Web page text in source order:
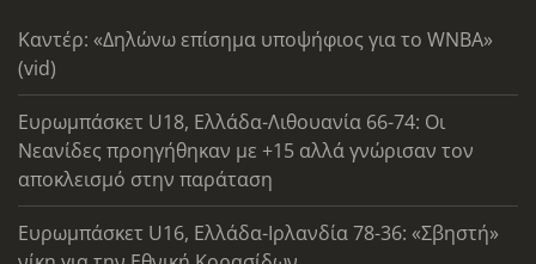
Καντέρ: «Δηλώνω επίσημα υποψήφιος για το WNBA»
(vid)
Ευρωμπάσκετ U18, Ελλάδα-Λιθουανία 66-74: Οι
Νεανίδες προηγήθηκαν με +15 αλλά γνώρισαν τον
αποκλεισμό στην παράταση
Ευρωμπάσκετ U16, Ελλάδα-Ιρλανδία 78-36: «Σβηστή»